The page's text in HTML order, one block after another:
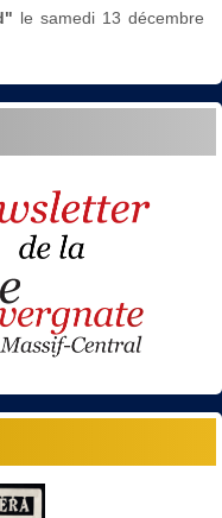
le samedi 13 décembre